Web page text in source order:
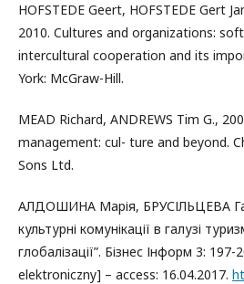
HOFSTEDE Geert, HOFSTEDE Gert
2010. Cultures and organizations:
intercultural cooperation and its
York: McGraw-Hill.
MEAD Richard, ANDREWS Tim G.,
management: cul- ture and beyond.
Sons Ltd.
АЛДОШИНА Марія, БРУСІЛЬЦЕВА
культурні комунікації в галузі
глобалізації”. Бізнес Інформ 3: 197-
elektroniczny] – access: 16.04.2017.